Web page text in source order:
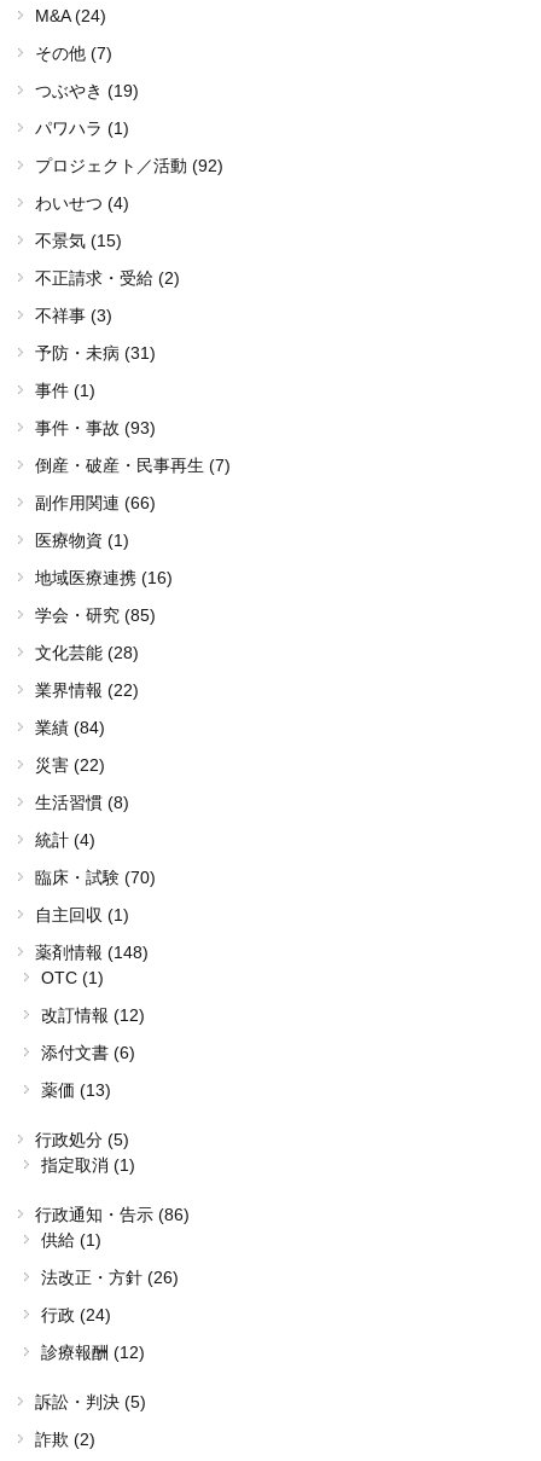
M&A (24)
その他 (7)
つぶやき (19)
パワハラ (1)
プロジェクト／活動 (92)
わいせつ (4)
不景気 (15)
不正請求・受給 (2)
不祥事 (3)
予防・未病 (31)
事件 (1)
事件・事故 (93)
倒産・破産・民事再生 (7)
副作用関連 (66)
医療物資 (1)
地域医療連携 (16)
学会・研究 (85)
文化芸能 (28)
業界情報 (22)
業績 (84)
災害 (22)
生活習慣 (8)
統計 (4)
臨床・試験 (70)
自主回収 (1)
薬剤情報 (148)
OTC (1)
改訂情報 (12)
添付文書 (6)
薬価 (13)
行政処分 (5)
指定取消 (1)
行政通知・告示 (86)
供給 (1)
法改正・方針 (26)
行政 (24)
診療報酬 (12)
訴訟・判決 (5)
詐欺 (2)